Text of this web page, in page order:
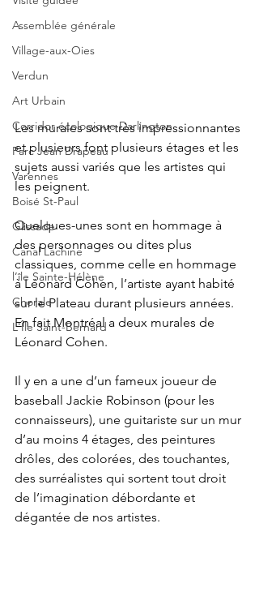
Assemblée générale
Village-aux-Oies
Verdun
Art Urbain
Corridor écologique Darlington
Parc Jean Drapeau
Varennes
Boisé St-Paul
Glissade
Canal Lachine
l’île Sainte-Hélène
Chorale
L'Île Saint-Bernard
Les murales sont très impressionnantes
et plusieurs font plusieurs étages et les
sujets aussi variés que les artistes qui
les peignent.
Quelques-unes sont en hommage à
des personnages ou dites plus
classiques, comme celle en hommage
à Léonard Cohen, l’artiste ayant habité
sur le Plateau durant plusieurs années.
En fait Montréal a deux murales de
Léonard Cohen.
Il y en a une d’un fameux joueur de
baseball Jackie Robinson (pour les
connaisseurs), une guitariste sur un mur
d’au moins 4 étages, des peintures
drôles, des colorées, des touchantes,
des surréalistes qui sortent tout droit
de l’imagination débordante et
dégantée de nos artistes.